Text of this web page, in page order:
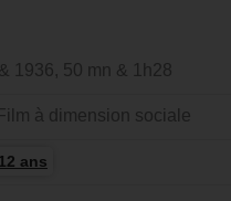
1936, 50 mn & 1h28
à dimension sociale
ans